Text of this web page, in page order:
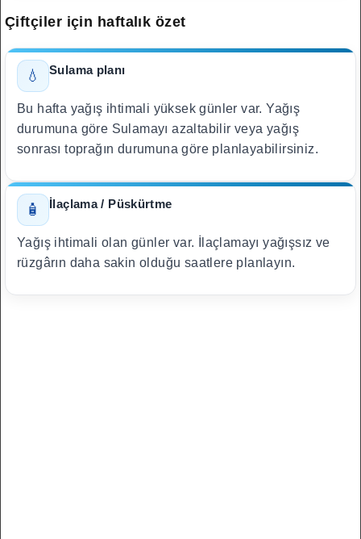
Çiftçiler için haftalık özet
💧 Sulama planı
Bu hafta yağış ihtimali yüksek günler var. Yağış
durumuna göre Sulamayı azaltabilir veya yağış
sonrası toprağın durumuna göre planlayabilirsiniz.
🧴 İlaçlama / Püskürtme
Yağış ihtimali olan günler var. İlaçlamayı yağışsız ve
rüzgârın daha sakin olduğu saatlere planlayın.